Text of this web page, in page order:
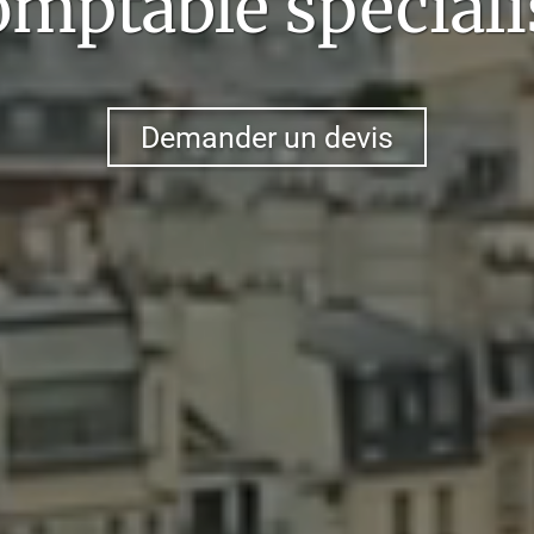
Demander un devis